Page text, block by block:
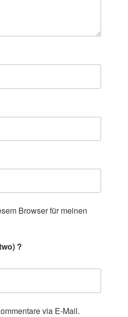
Browser für meinen
?
via E-Mail.